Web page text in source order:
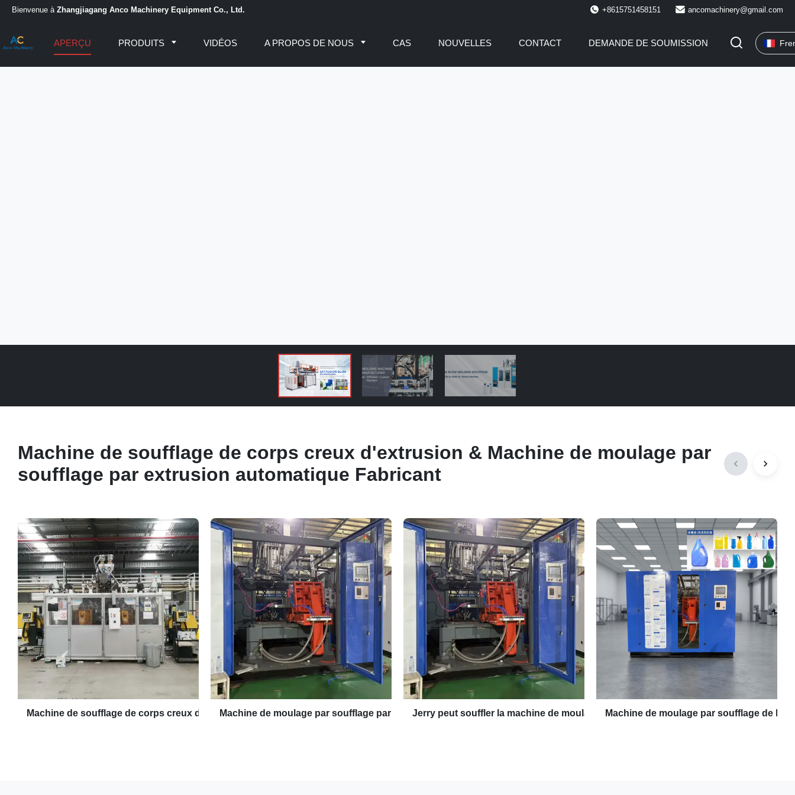
Bienvenue à Zhangjiagang Anco Machinery Equipment Co., Ltd. +8615751458151 ancomachinery@gmail.com
APERÇU PRODUITS VIDÉOS A PROPOS DE NOUS CAS NOUVELLES CONTACT DEMANDE DE SOUMISSION
Machine de soufflage de corps creux d'extrusion & Machine de moulage par
soufflage par extrusion automatique Fabricant
Machine de soufflage de corps creux d'extrusionMachine de moulage par soufflage par extrusion automatiqueJerry peut souffler la machine de moulage Machine de moulage par soufflage de